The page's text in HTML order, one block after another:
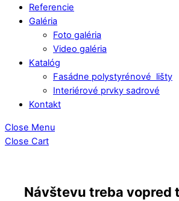
Referencie
Galéria
Foto galéria
Video galéria
Katalóg
Fasádne polystyrénové lišty
Interiérové prvky sadrové
Kontakt
Close Menu
Close Cart
Návštevu treba vopred